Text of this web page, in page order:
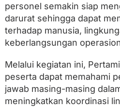
personel semakin siap
darurat sehingga dapat
terhadap manusia,
keberlangsungan
Melalui kegiatan ini,
peserta dapat memahami
jawab masing-masing
meningkatkan koordinasi